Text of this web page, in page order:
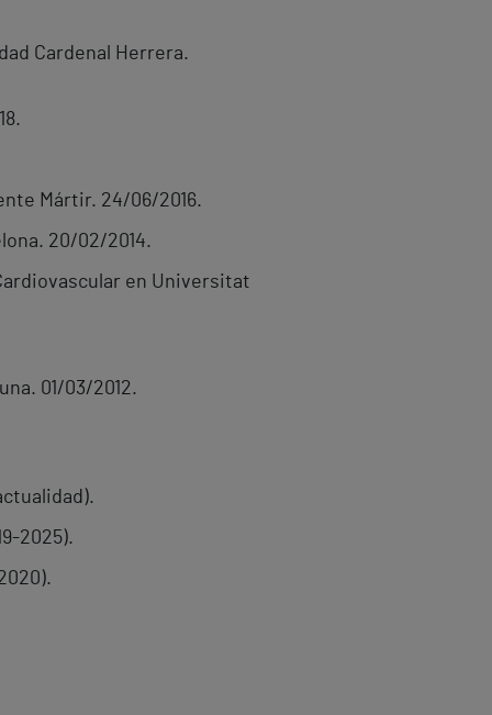
Cardenal Herrera.
Mártir. 24/06/2016.
20/02/2014.
en Universitat
01/03/2012.
2025).